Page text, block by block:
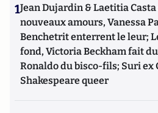
1Jean Dujardin & Laetitia
nouveaux amours, Vanessa
Benchetrit enterrent le leur;
fond, Victoria Beckham fait
Ronaldo du bisco-fils; Suri ex
Shakespeare queer